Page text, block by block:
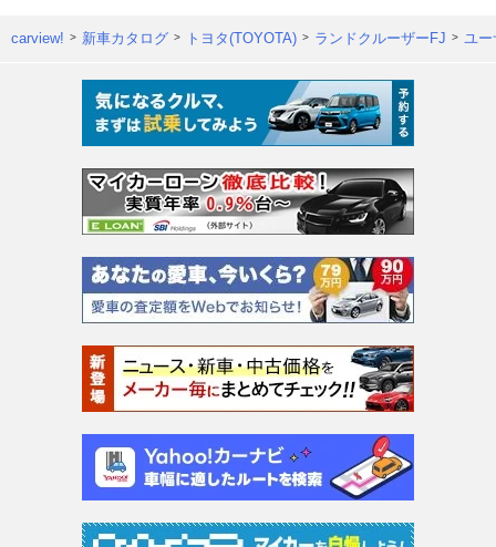
carview! 新車カタログ トヨタ(TOYOTA) ランドクルーザーFJ ユ